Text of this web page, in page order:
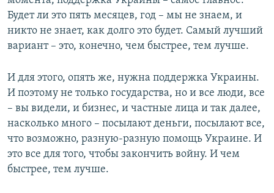
Будет ли это пять месяцев, год – мы не знаем, и
никто не знает, как долго это будет. Самый лучший
вариант – это, конечно, чем быстрее, тем лучше.
И для этого, опять же, нужна поддержка Украины.
И поэтому не только государства, но и все люди, все
– вы видели, и бизнес, и частные лица и так далее,
насколько много – посылают деньги, посылают все,
что возможно, разную-разную помощь Украине. И
это все для того, чтобы закончить войну. И чем
быстрее, тем лучше.